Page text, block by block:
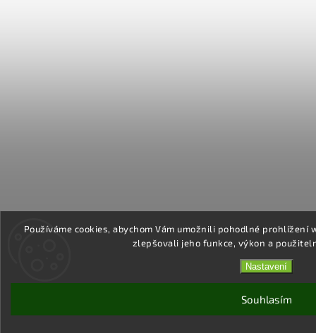
Používáme cookies, abychom Vám umožnili pohodlné
zlepšovali jeho funkce, výkon a
Nastavení
Souhlasím